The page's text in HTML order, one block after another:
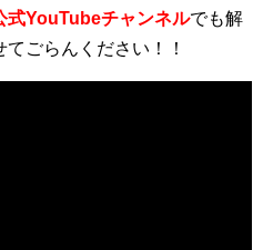
式YouTubeチャンネルでも解
ごらんください！！